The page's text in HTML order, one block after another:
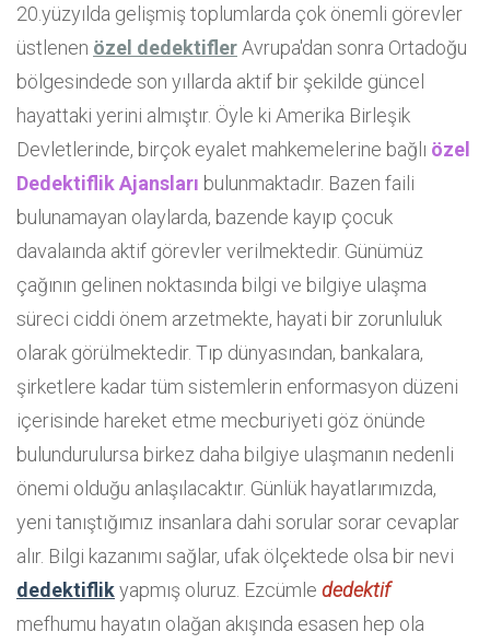
20.yüzyılda gelişmiş toplumlarda çok önemli görevler
üstlenen özel dedektiflerAvrupa'dan sonra Ortadoğu
bölgesindede son yıllarda aktif bir şekilde güncel
hayattaki yerini almıştır. Öyle ki Amerika Birleşik
Devletlerinde, birçok eyalet mahkemelerine bağlı özel
Dedektiflik Ajansları bulunmaktadır. Bazen faili
bulunamayan olaylarda, bazende kayıp çocuk
davalaında aktif görevler verilmektedir. Günümüz
çağının gelinen noktasında bilgi ve bilgiye ulaşma
süreci ciddi önem arzetmekte, hayati bir zorunluluk
olarak görülmektedir. Tıp dünyasından, bankalara,
şirketlere kadar tüm sistemlerin enformasyon düzeni
içerisinde hareket etme mecburiyeti göz önünde
bulundurulursa birkez daha bilgiye ulaşmanın nedenli
önemi olduğu anlaşılacaktır. Günlük hayatlarımızda,
yeni tanıştığımız insanlara dahi sorular sorar cevaplar
alır. Bilgi kazanımı sağlar, ufak ölçektede olsa bir nevi
dedektiflikyapmış oluruz. Ezcümle dedektif
mefhumu hayatın olağan akışında esasen hep ola